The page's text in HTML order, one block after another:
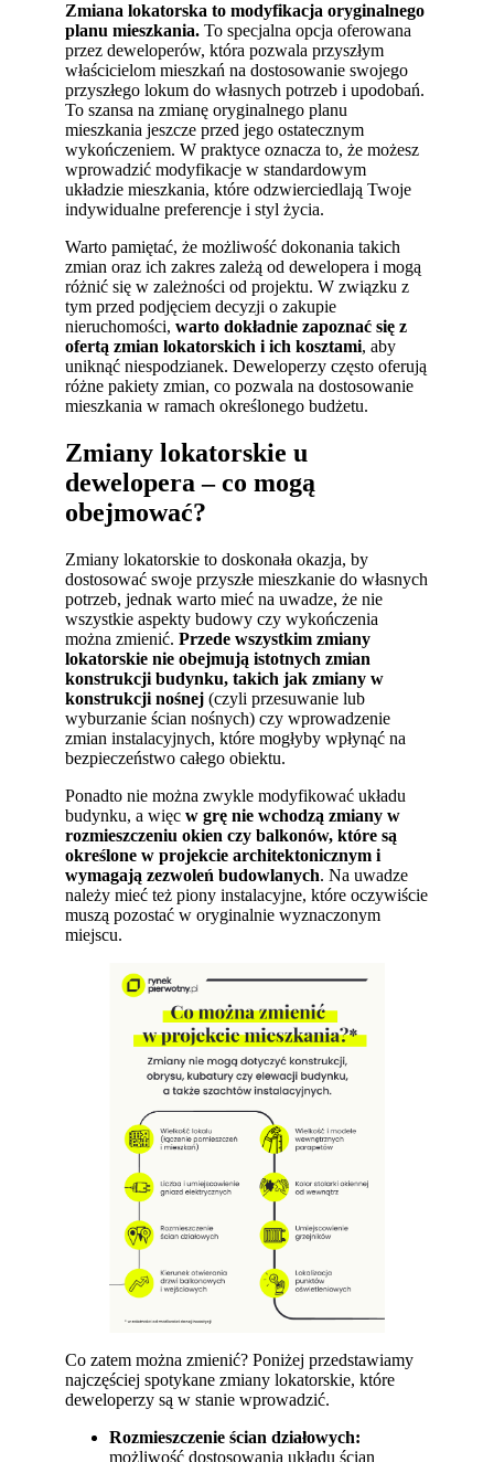
Zmiana lokatorska to modyfikacja oryginalnego
planu mieszkania. To specjalna opcja oferowana
przez deweloperów, która pozwala przyszłym
właścicielom mieszkań na dostosowanie swojego
przyszłego lokum do własnych potrzeb i upodobań.
To szansa na zmianę oryginalnego planu
mieszkania jeszcze przed jego ostatecznym
wykończeniem. W praktyce oznacza to, że możesz
wprowadzić modyfikacje w standardowym
układzie mieszkania, które odzwierciedlają Twoje
indywidualne preferencje i styl życia.
Warto pamiętać, że możliwość dokonania takich
zmian oraz ich zakres zależą od dewelopera i mogą
różnić się w zależności od projektu. W związku z
tym przed podjęciem decyzji o zakupie
nieruchomości,warto dokładnie zapoznać się z
ofertą zmian lokatorskich i ich kosztami, aby
uniknąć niespodzianek. Deweloperzy często oferują
różne pakiety zmian, co pozwala na dostosowanie
mieszkania w ramach określonego budżetu.
Zmiany lokatorskie u
dewelopera – co mogą
obejmować?
Zmiany lokatorskie to doskonała okazja, by
dostosować swoje przyszłe mieszkanie do własnych
potrzeb, jednak warto mieć na uwadze, że nie
wszystkie aspekty budowy czy wykończenia
można zmienić. Przede wszystkim zmiany
lokatorskie nie obejmują istotnych zmian
konstrukcji budynku, takich jak zmiany w
konstrukcji nośnej (czyli przesuwanie lub
wyburzanie ścian nośnych) czy wprowadzenie
zmian instalacyjnych, które mogłyby wpłynąć na
bezpieczeństwo całego obiektu.
Ponadto nie można zwykle modyfikować układu
budynku, a więc w grę nie wchodzą zmiany w
rozmieszczeniu okien czy balkonów, które są
określone w projekcie architektonicznym i
wymagają zezwoleń budowlanych. Na uwadze
należy mieć też piony instalacyjne, które oczywiście
muszą pozostać w oryginalnie wyznaczonym
miejscu.
Co zatem można zmienić? Poniżej przedstawiamy
najczęściej spotykane zmiany lokatorskie, które
deweloperzy są w stanie wprowadzić.
Rozmieszczenie ścian działowych:
możliwość dostosowania układu ścian